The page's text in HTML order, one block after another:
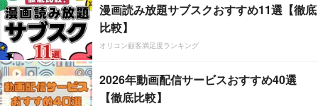
漫画読み放題サブスクおすすめ11選【徹底
比較】
オリコン顧客満足度ランキング
2026年動画配信サービスおすすめ40選
【徹底比較】